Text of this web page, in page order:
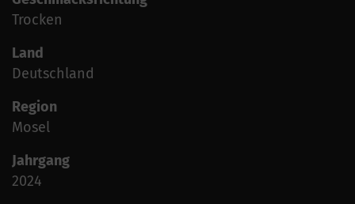
Trocken
Land
Deutschland
Region
Mosel
Jahrgang
2024